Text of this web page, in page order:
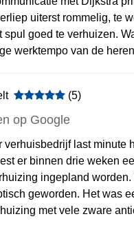
uiterst rommelig, te
spul goed te verhuizen.
werktempo van de
(5)
op Google
verhuisbedrijf last minute
er binnen drie weken
ingepland worden.
geworden. Het was
met vele zware